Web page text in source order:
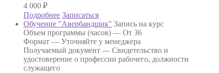
4 000 ₽
Подробнее Записаться
Обучение "Авербандщик" Запись на курс
Объем программы (часов) — От 36
Формат — Уточняйте у менеджера
Получаемый документ — Свидетельство и
удостоверение о профессии рабочего, должности
служащего